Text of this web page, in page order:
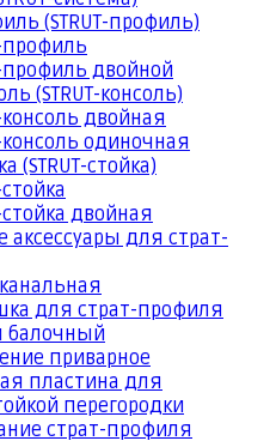
(STRUT-профиль)
профиль
профиль двойной
(STRUT-консоль)
двойная
одиночная
(STRUT-стойка)
двойная
для страт-
для страт-профиля
балочный
приварное
пластина для
перегородки
страт-профиля